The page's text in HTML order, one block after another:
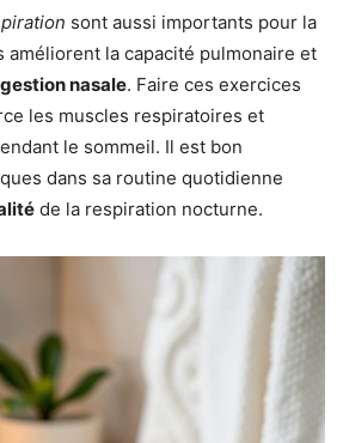
sont aussi importants pour la
améliorent la capacité pulmonaire et
nasale. Faire ces exercices
les muscles respiratoires et
le sommeil. Il est bon
dans sa routine quotidienne
de la respiration nocturne.